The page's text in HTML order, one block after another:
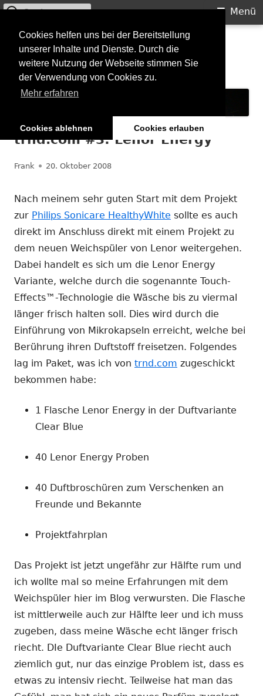
Cookies helfen uns bei der Bereitstellung
unserer Inhalte und Dienste. Durch die
weitere Nutzung der Webseite stimmen Sie
der Verwendung von Cookies zu.
Mehr erfahren
Cookies ablehnen Cookies erlauben
Springe
Inhalt
Starkilla
Konzertberichte und mehr
Primäres
Menü
Menü
Suchen
trnd.com #3: Lenor Energy
Autor
Frank Veröffentlicht
20. Oktober 2008
Nach meinem sehr guten Start mit dem Projekt
zur Philips Sonicare HealthyWhite sollte es auch
direkt im Anschluss direkt mit einem Projekt zu
dem neuen Weichspüler von Lenor weitergehen.
Dabei handelt es sich um die Lenor Energy
Variante, welche durch die sogenannte Touch-
Effects™-Technologie die Wäsche bis zu viermal
länger frisch halten soll. Dies wird durch die
Einführung von Mikrokapseln erreicht, welche bei
Berührung ihren Duftstoff freisetzen. Folgendes
lag im Paket, was ich von trnd.com zugeschickt
bekommen habe:
1 Flasche Lenor Energy in der Duftvariante
Clear Blue
40 Lenor Energy Proben
40 Duftbroschüren zum Verschenken an
Freunde und Bekannte
Projektfahrplan
Das Projekt ist jetzt ungefähr zur Hälfte rum und
ich wollte mal so meine Erfahrungen mit dem
Weichspüler hier im Blog verwursten. Die Flasche
ist mittlerweile auch zur Hälfte leer und ich muss
zugeben, dass meine Wäsche echt länger frisch
riecht. DIe Duftvariante Clear Blue riecht auch
ziemlich gut, nur das einzige Problem ist, dass es
etwas zu intensiv riecht. Teilweise hat man das